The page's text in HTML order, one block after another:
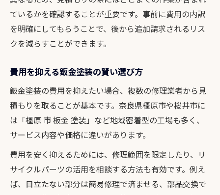
ているかを確認することが重要です。事前に費用の内訳
を明確にしてもらうことで、後から追加請求されるリス
クを減らすことができます。
費用を抑える鈑金塗装の賢い選び方
鈑金塗装の費用を抑えたい場合、複数の修理業者から見
積もりを取ることが基本です。奈良県橿原市や桜井市に
は「橿原 市 板金 塗装」など地域密着型の工場も多く、
サービス内容や価格に違いがあります。
費用を安く抑えるためには、修理範囲を限定したり、リ
サイクルパーツの活用を相談する方法も有効です。例え
ば、目立たない部分は簡易修理で済ませる、部品交換で